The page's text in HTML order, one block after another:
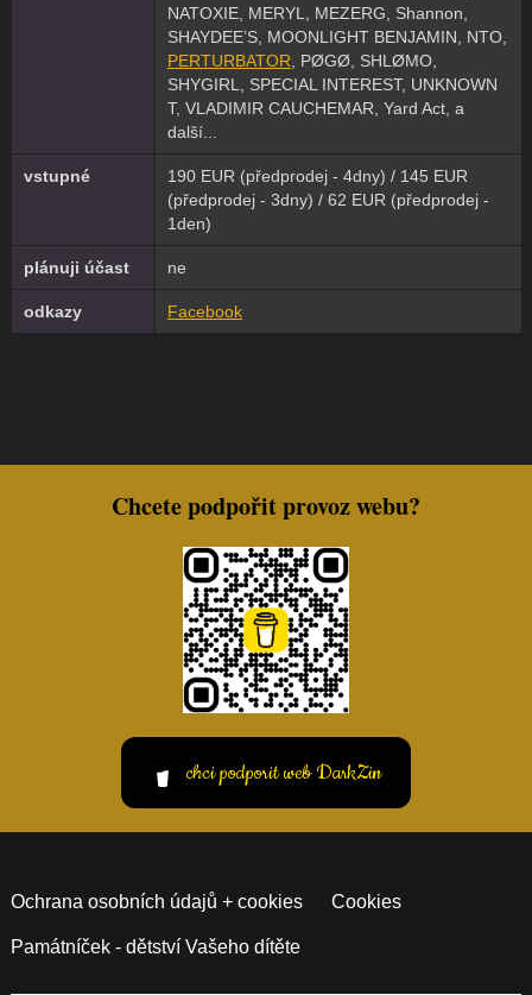
NATOXIE, MERYL, MEZERG, Shannon,
SHAYDEE’S, MOONLIGHT BENJAMIN, NTO,
PERTURBATOR , PØGØ, SHLØMO,
SHYGIRL, SPECIAL INTEREST, UNKNOWN
T, VLADIMIR CAUCHEMAR, Yard Act, a
další...
vstupné
190 EUR (předprodej - 4dny) / 145 EUR
(předprodej - 3dny) / 62 EUR (předprodej -
1den)
plánuji účast ne
odkazy Facebook
Chcete podpořit provoz webu?
chci podporit web DarkZin
Ochrana osobních údajů + cookies Cookies
Památníček - dětství Vašeho dítěte